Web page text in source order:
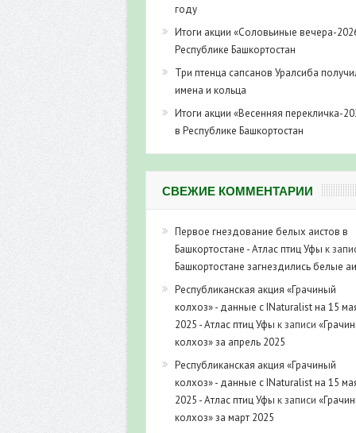
году
Итоги акции «Соловьиные вечера-
Республике Башкортостан
Три птенца сапсанов Уралсиба
имена и кольца
Итоги акции «Весенняя перекличка-
в Республике Башкортостан
СВЕЖИЕ КОММЕНТАРИИ
Первое гнездование белых аистов в
Башкортостане - Атлас птиц Уфы к
Башкортостане загнездились белые
Республиканская акция «Грачиный
колхоз» - данные с INaturalist на 15
2025 - Атлас птиц Уфы к записи
колхоз» за апрель 2025
Республиканская акция «Грачиный
колхоз» - данные с INaturalist на 15
2025 - Атлас птиц Уфы к записи
колхоз» за март 2025